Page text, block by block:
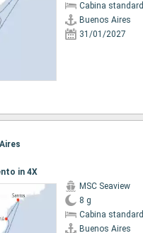
Cabina standard
Buenos Aires
31/01/2027
in 4X
MSC Seaview
8 g
Cabina standard
Buenos Aires